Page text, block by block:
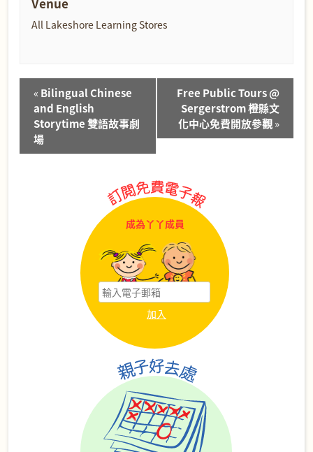
All Lakeshore Learning Stores
Event
Navigation
« Bilingual Chinese
and English
Storytime 雙語故事劇
場
Free Public Tours @
Sergerstrom 橙縣文
化中心免費開放參觀»
成為丫丫成員